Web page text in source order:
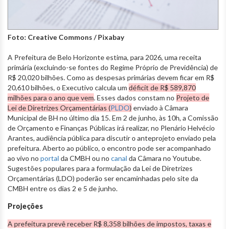
Foto: Creative Commons / Pixabay
A Prefeitura de Belo Horizonte estima, para 2026, uma receita
primária (excluindo-se fontes do Regime Próprio de Previdência) de
R$ 20,020 bilhões. Como as despesas primárias devem ficar em R$
20,610 bilhões, o Executivo calcula um déficit de R$ 589,870
milhões para o ano que vem. Esses dados constam no Projeto de
Lei de Diretrizes Orçamentárias (PLDO) enviado à Câmara
Municipal de BH no último dia 15. Em 2 de junho, às 10h, a Comissão
de Orçamento e Finanças Públicas irá realizar, no Plenário Helvécio
Arantes, audiência pública para discutir o anteprojeto enviado pela
prefeitura. Aberto ao público, o encontro pode ser acompanhado
ao vivo no portal da CMBH ou no canal da Câmara no Youtube.
Sugestões populares para a formulação da Lei de Diretrizes
Orçamentárias (LDO) poderão ser encaminhadas pelo site da
CMBH entre os dias 2 e 5 de junho.
Projeções
A prefeitura prevê receber R$ 8,358 bilhões de impostos, taxas e